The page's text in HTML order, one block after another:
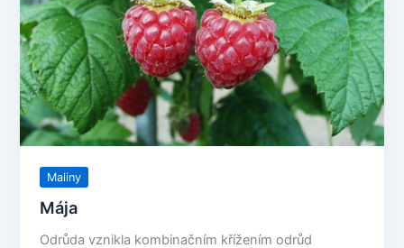
Maliny
Mája
Odrůda vznikla kombinačním křížením odrůd